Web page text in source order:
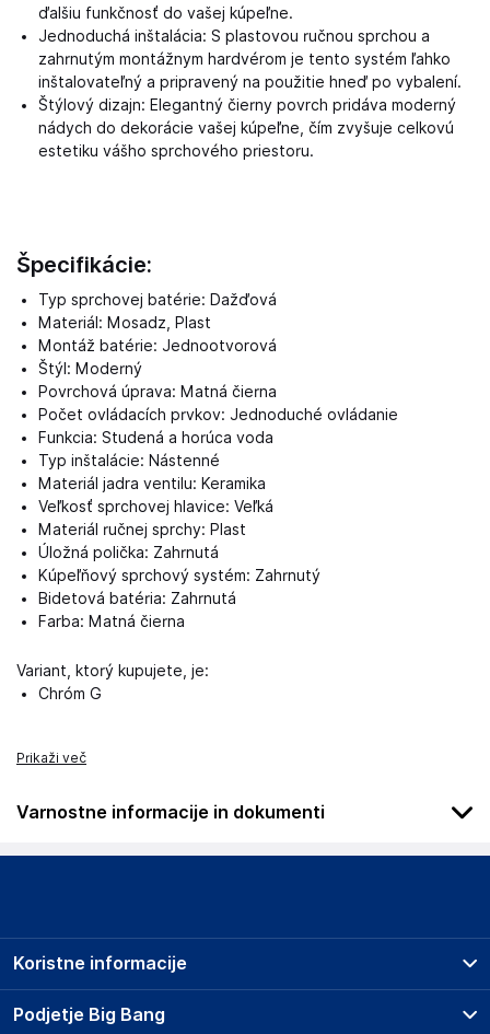
ďalšiu funkčnosť do vašej kúpeľne.
Jednoduchá inštalácia: S plastovou ručnou sprchou a
zahrnutým montážnym hardvérom je tento systém ľahko
inštalovateľný a pripravený na použitie hneď po vybalení.
Štýlový dizajn: Elegantný čierny povrch pridáva moderný
nádych do dekorácie vašej kúpeľne, čím zvyšuje celkovú
estetiku vášho sprchového priestoru.
Špecifikácie:
Typ sprchovej batérie: Dažďová
Materiál: Mosadz, Plast
Montáž batérie: Jednootvorová
Štýl: Moderný
Povrchová úprava: Matná čierna
Počet ovládacích prvkov: Jednoduché ovládanie
Funkcia: Studená a horúca voda
Typ inštalácie: Nástenné
Materiál jadra ventilu: Keramika
Veľkosť sprchovej hlavice: Veľká
Materiál ručnej sprchy: Plast
Úložná polička: Zahrnutá
Kúpeľňový sprchový systém: Zahrnutý
Bidetová batéria: Zahrnutá
Farba: Matná čierna
Variant, ktorý kupujete, je:
Chróm G
Prikaži več
Varnostne informacije in dokumenti
Podatki o proizvajalcu
GAMACZ.CZ sro
Češka
Podjetje Big Bang
Koristne informacije
Prodajna mesta